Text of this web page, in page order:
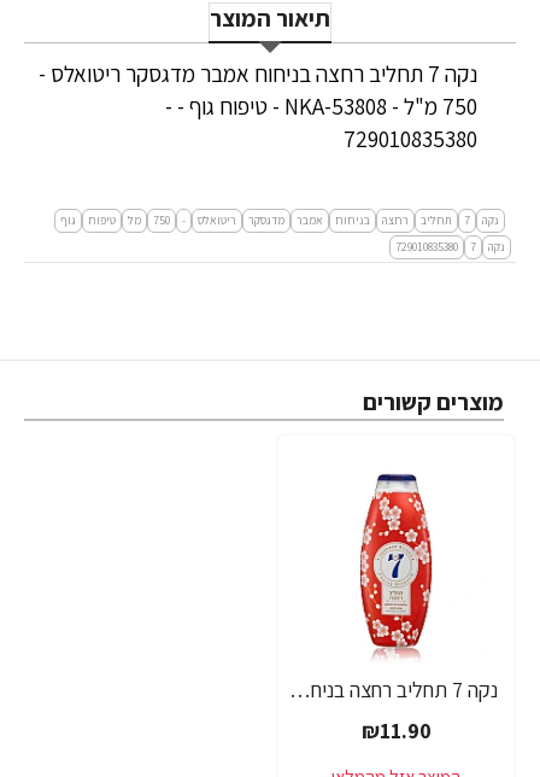
תיאור המוצר
נקה 7 תחליב רחצה בניחוח אמבר מדגסקר ריטואלס -
750 מ"ל - NKA-53808 - טיפוח גוף - -
729010835380
נקה 7 תחליב רחצה בניחוח אמבר מדגסקר ריטואלס -
750 מל טיפוח
גוף
נקה
7
729010835380
מוצרים קשורים
נקה 7 תחליב רחצה בניחוח פריחת הדובדבן ג'פניס ריטואלס - 750 מ"ל
₪11.90